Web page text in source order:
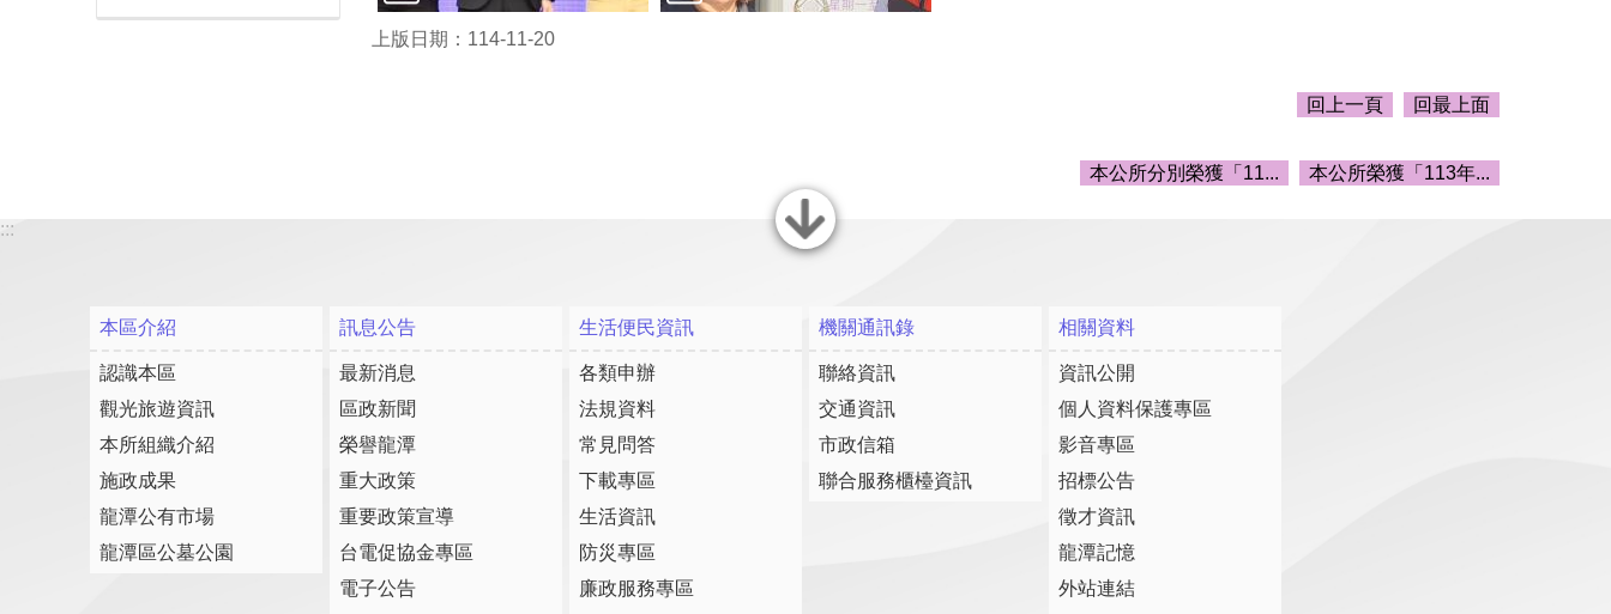
上版日期：114-11-20
回上一頁 回最上面
本公所分別榮獲「11... 本公所榮獲「113年...
關閉
:::
本區介紹
認識本區
觀光旅遊資訊
本所組織介紹
施政成果
龍潭公有市場
龍潭區公墓公園
訊息公告
最新消息
區政新聞
榮譽龍潭
重大政策
重要政策宣導
台電促協金專區
電子公告
生活便民資訊
各類申辦
法規資料
常見問答
下載專區
生活資訊
防災專區
廉政服務專區
機關通訊錄
聯絡資訊
交通資訊
市政信箱
聯合服務櫃檯資訊
相關資料
資訊公開
個人資料保護專區
影音專區
招標公告
徵才資訊
龍潭記憶
外站連結